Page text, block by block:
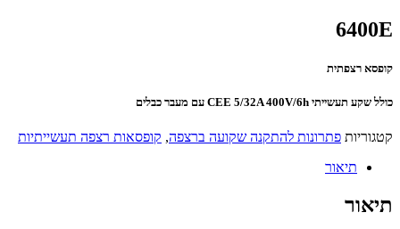
6400E
קופסא רצפתית
כולל שקע תעשייתי CEE 5/32A 400V/6h עם מעבר כבלים
קטגוריות פתרונות להתקנה שקועה ברצפה, קופסאות רצפה תעשייתיות
תיאור
תיאור